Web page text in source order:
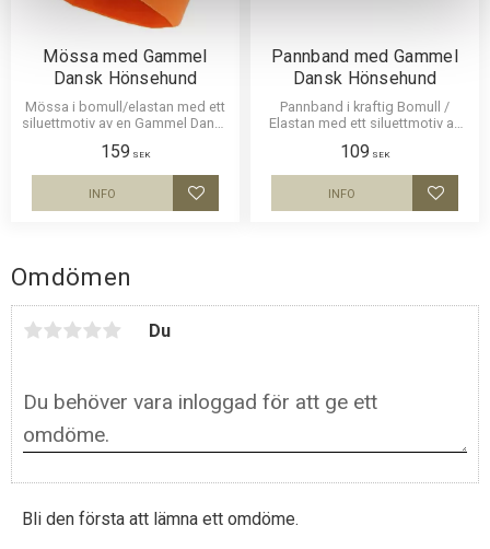
Omdömen
Du
Bli den första att lämna ett omdöme.
Mössa med Gammel
Dansk Hönsehund
Mössa i bomull/elastan med ett
siluettmotiv av en Gammel Dansk
färger.
159 SEK
Lägg till i favoriter
INFO
Pannband med Gammel
Dansk Hönsehund
Pannband i kraftig Bomull /
Elastan med ett siluettmotiv av
109 SEK
Lägg
INFO